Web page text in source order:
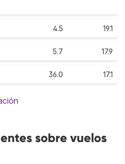
4.5 19.1
5.7 17.9
36.0 17.1
sobre vuelos